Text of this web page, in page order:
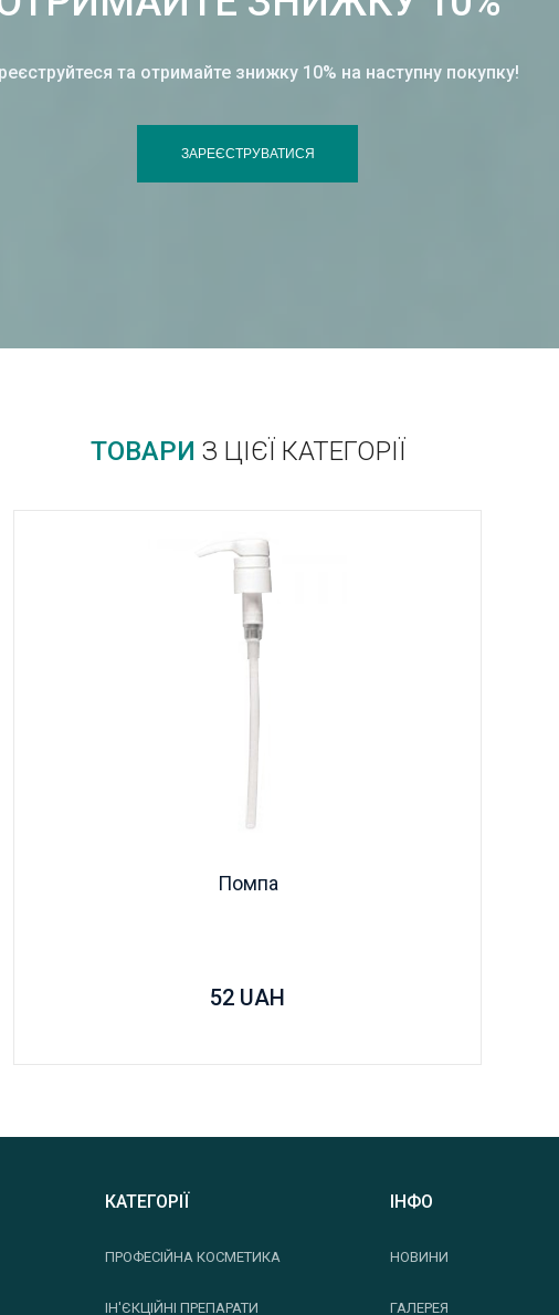
та отримайте знижку 10% на наступну покупку!
ЗАРЕЄСТРУВАТИСЯ
ТОВАРИ З ЦІЄЇ КАТЕГОРІЇ
Помпа
52 UAH
КАТЕГОРІЇ
ПРОФЕСІЙНА КОСМЕТИКА
ІН'ЄКЦІЙНІ ПРЕПАРАТИ
ІНФО
НОВИНИ
ГАЛЕРЕЯ